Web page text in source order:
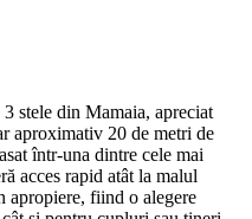
stele din Mamaia, apreciat
aproximativ 20 de metri de
într-una dintre cele mai
acces rapid atât la malul
apropiere, fiind o alegere